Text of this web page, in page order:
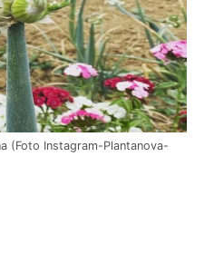
(Foto Instagram-Plantanova-